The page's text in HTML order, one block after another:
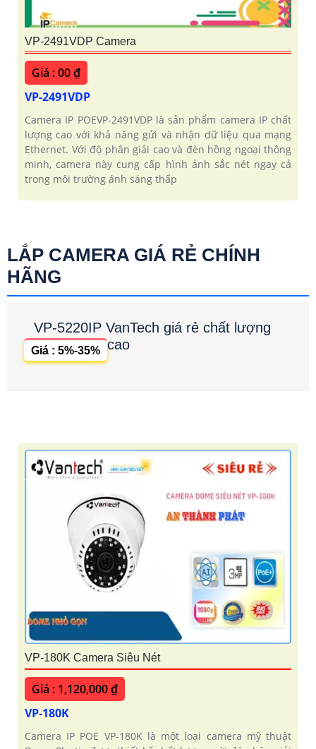
VP-2491VDP Camera
Giá : 00 ₫
VP-2491VDP
Camera IP POEVP-2491VDP là sản phẩm camera IP chất
lượng cao với khả năng gửi và nhận dữ liệu qua mạng
Ethernet. Với độ phân giải cao và đèn hồng ngoại thông
minh, camera này cung cấp hình ảnh sắc nét ngay cả
trong môi trường ánh sáng thấp
LẮP CAMERA GIÁ RẺ CHÍNH
HÃNG
VP-5220IP VanTech giá rẻ chất lượng
cao
Giá : 5%-35%
VP-180K Camera Siêu Nét
Giá : 1,120,000 ₫
VP-180K
Camera IP POE VP-180K là một loại camera mỹ thuật